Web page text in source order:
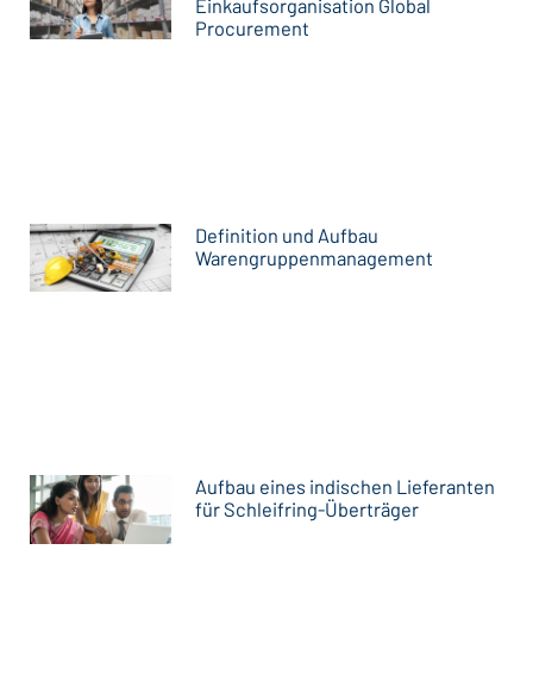
Einkaufsorganisation Global
Procurement
Definition und Aufbau
Warengruppenmanagement
Aufbau eines indischen Lieferanten
für Schleifring-Überträger